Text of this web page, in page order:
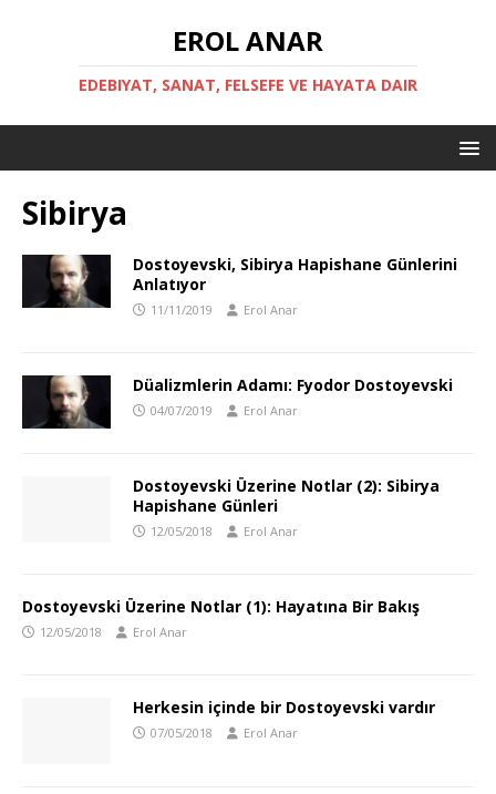
EROL ANAR
EDEBIYAT, SANAT, FELSEFE VE HAYATA DAIR
Sibirya
Dostoyevski, Sibirya Hapishane Günlerini
Anlatıyor
11/11/2019 Erol Anar
Düalizmlerin Adamı: Fyodor Dostoyevski
04/07/2019 Erol Anar
Dostoyevski Üzerine Notlar (2): Sibirya
Hapishane Günleri
12/05/2018 Erol Anar
Dostoyevski Üzerine Notlar (1): Hayatına Bir Bakış
12/05/2018 Erol Anar
Herkesin içinde bir Dostoyevski vardır
07/05/2018 Erol Anar